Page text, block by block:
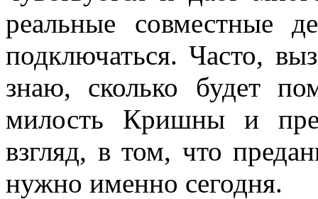
реальные совместные
подключаться. Часто,
знаю, сколько будет
милость Кришны и
взгляд, в том, что
нужно именно сегодня.